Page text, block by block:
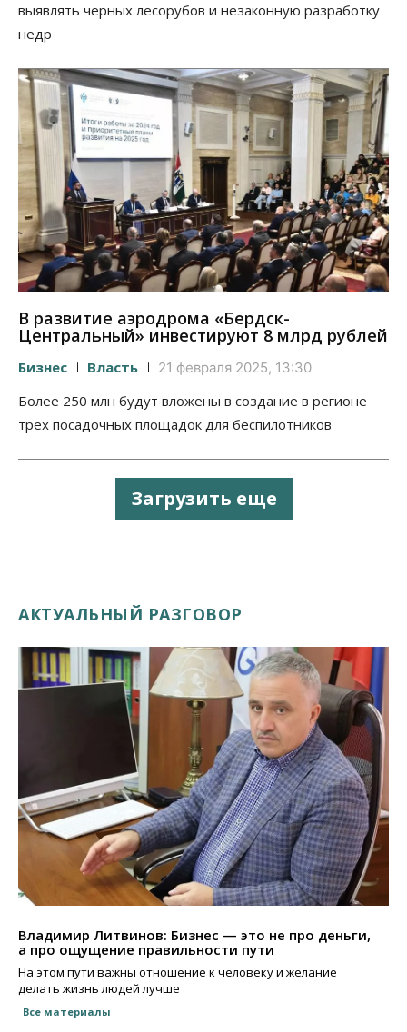
выявлять черных лесорубов и незаконную разработку
недр
В развитие аэродрома «Бердск-
Центральный» инвестируют 8 млрд рублей
Бизнес Власть 21 февраля 2025, 13:30
Более 250 млн будут вложены в создание в регионе
трех посадочных площадок для беспилотников
Загрузить еще
АКТУАЛЬНЫЙ РАЗГОВОР
Владимир Литвинов: Бизнес — это не про деньги,
а про ощущение правильности пути
На этом пути важны отношение к человеку и желание
делать жизнь людей лучше
Все материалы